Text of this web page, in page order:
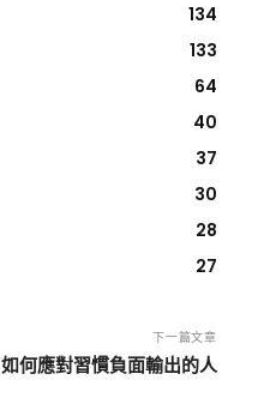
134
133
64
40
37
30
28
27
下一篇文章
如何應對習慣負面輸出的人